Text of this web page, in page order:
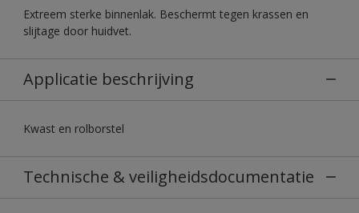
Extreem sterke binnenlak. Beschermt tegen krassen en
slijtage door huidvet.
Applicatie beschrijving
Kwast en rolborstel
Technische & veiligheidsdocumentatie